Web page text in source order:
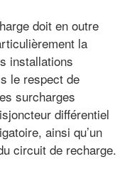
doit en outre
la
installations
le respect de
surcharges
différentiel
ainsi qu’un
circuit de recharge.